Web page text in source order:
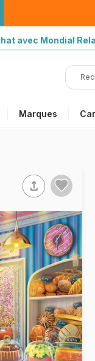
avec Mondial
Marques